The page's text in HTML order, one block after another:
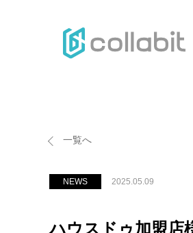
一覧へ
NEWS 2025.05.09
ハウスドゥ加盟店